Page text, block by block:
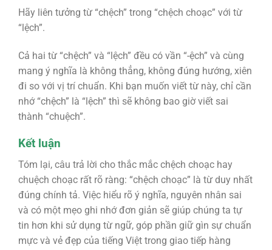
Hãy liên tưởng từ “chệch” trong “chệch choạc” với từ
“lệch”.
Cả hai từ “chệch” và “lệch” đều có vần “-ệch” và cùng
mang ý nghĩa là không thẳng, không đúng hướng, xiên
đi so với vị trí chuẩn. Khi bạn muốn viết từ này, chỉ cần
nhớ “chệch” là “lệch” thì sẽ không bao giờ viết sai
thành “chuệch”.
Kết luận
Tóm lại, câu trả lời cho thắc mắc chệch choạc hay
chuệch choạcrất rõ ràng: “chệch choạc” là từ duy nhất
đúng chính tả. Việc hiểu rõ ý nghĩa, nguyên nhân sai
và có một mẹo ghi nhớ đơn giản sẽ giúp chúng ta tự
tin hơn khi sử dụng từ ngữ, góp phần giữ gìn sự chuẩn
mực và vẻ đẹp của tiếng Việt trong giao tiếp hàng